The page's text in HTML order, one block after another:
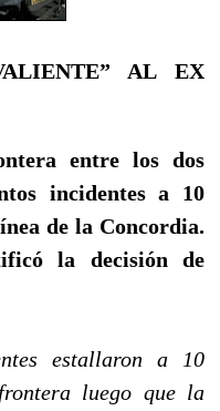
AL EX
entre los dos
incidentes a 10
de la Concordia.
la decisión de
estallaron a 10
luego que la